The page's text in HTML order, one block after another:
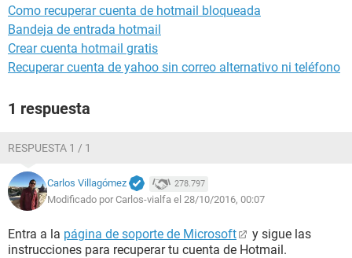
Como recuperar cuenta de hotmail bloqueada
Bandeja de entrada hotmail
Crear cuenta hotmail gratis
Recuperar cuenta de yahoo sin correo alternativo ni teléfono
1 respuesta
RESPUESTA 1 / 1
Carlos Villagómez 278.797
Modificado por Carlos-vialfa el 28/10/2016, 00:07
Entra a la página de soporte de Microsoft
y sigue las
instrucciones para recuperar tu cuenta de Hotmail.